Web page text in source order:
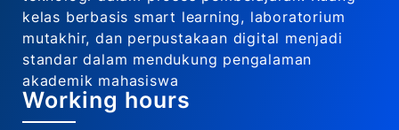
kelas berbasis smart learning, laboratorium
mutakhir, dan perpustakaan digital menjadi
standar dalam mendukung pengalaman
akademik mahasiswa
Working hours